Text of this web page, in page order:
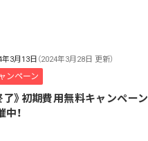
年3月13日 （2024年3月28日 更新）
ンペーン
了》初期費用無料キャンペーン
中！